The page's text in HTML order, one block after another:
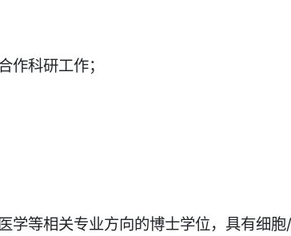
作科研工作；
学等相关专业方向的博士学位，具有细胞/